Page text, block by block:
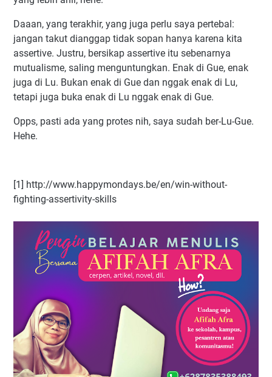
Daaan, yang terakhir, yang juga perlu saya pertebal:
jangan takut dianggap tidak sopan hanya karena kita
assertive. Justru, bersikap assertive itu sebenarnya
mutualisme, saling menguntungkan. Enak di Gue, enak
juga di Lu. Bukan enak di Gue dan nggak enak di Lu,
tetapi juga buka enak di Lu nggak enak di Gue.
Opps, pasti ada yang protes nih, saya sudah ber-Lu-Gue.
Hehe.
[1] http://www.happymondays.be/en/win-without-
fighting-assertivity-skills